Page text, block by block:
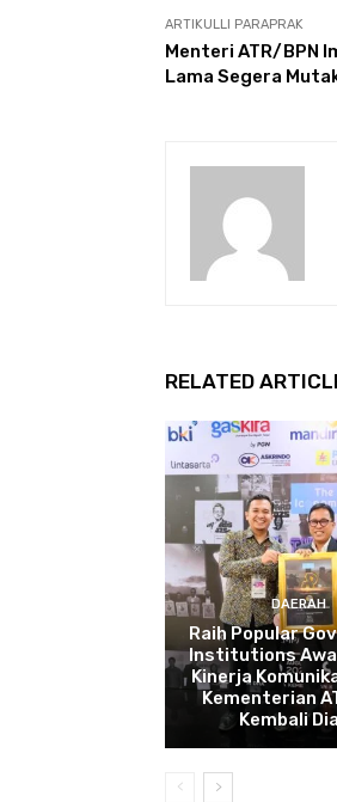
ARTIKULLI PARAPRAK
Menteri ATR/BPN
Lama Segera
RELATED
DAERAH
Raih Popular
Institutions
Kinerja
Kementerian
Kembali